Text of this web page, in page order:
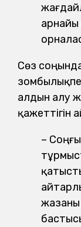
Сөз
алдын алу
қажеттігін
–
жазаны